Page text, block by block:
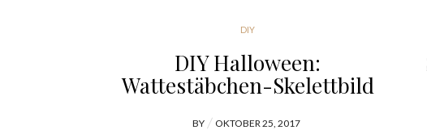
DIY
DIY Halloween:
Wattestäbchen-Skelettbild
BY
POSTED
OKTOBER 25, 2017